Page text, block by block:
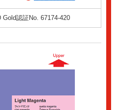
Gold認証No. 67174-420